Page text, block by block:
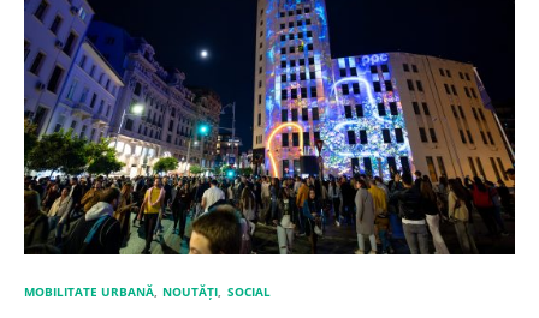
MOBILITATE URBANĂ NOUTĂȚI SOCIAL